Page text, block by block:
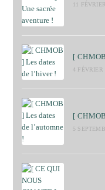
11
[
4 FÉVRIER
[
5